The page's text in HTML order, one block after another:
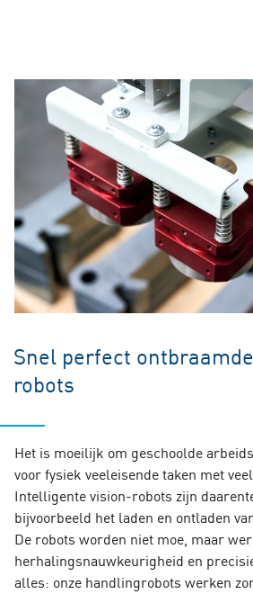
Snel perfect
robots
Het is moeilijk om geschoolde
voor fysiek veeleisende taken met
Intelligente vision-robots zijn
bijvoorbeeld het laden en ontladen
De robots worden niet moe, maar
herhalingsnauwkeurigheid en
alles: onze handlingrobots werken